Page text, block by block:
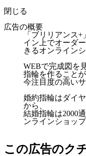
閉じる
広告の概要
「ブリリアンス
イン上でオーダ
きるオンライン
WEBで完成図を
指輪を作ることが
今注目度の高いサ
婚約指輪はダイ
から、
結婚指輪は2000
ンラインショップ
この広告のク